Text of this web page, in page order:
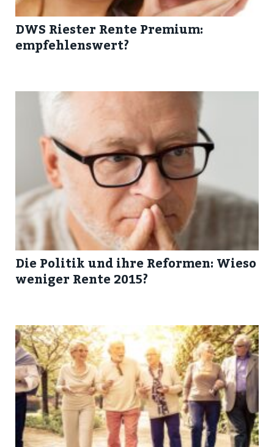
DWS Riester Rente Premium:
empfehlenswert?
Die Politik und ihre Reformen: Wieso
weniger Rente 2015?